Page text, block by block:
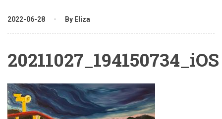
2022-06-28 By Eliza
20211027_194150734_iOS